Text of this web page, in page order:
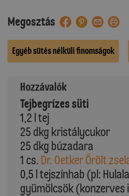
Megosztás
Egyéb sütés nélküli finomságok
Hozzávalók
Tejbegrízes süti
1,2 l tej
25 dkg kristálycukor
25 dkg búzadara
1 cs. Dr. Oetker Őrölt
0,5 l tejszínhab (pl:
gyümölcsök (konzerves